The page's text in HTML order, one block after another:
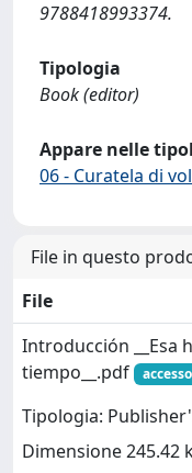
9788418993374.
Tipologia
Book (editor)
Appare nelle
06 - Curatela di
File in questo
File
Introducción __Esa
tiempo__.pdf
Tipologia:
Dimensione 245.42